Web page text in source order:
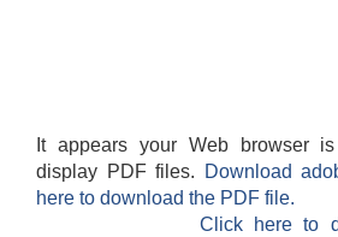
It appears your Web browser
display PDF files.
Download
here to download the PDF file.
Click here to